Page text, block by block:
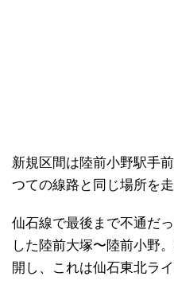
新規区間は陸前小野駅手
つての線路と同じ場所を
仙石線で最後まで不通だ
した陸前大塚〜陸前小野
開し、これは仙石東北ラ